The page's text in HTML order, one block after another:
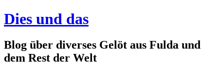
Dies und das
Blog über diverses Gelöt aus Fulda und
dem Rest der Welt